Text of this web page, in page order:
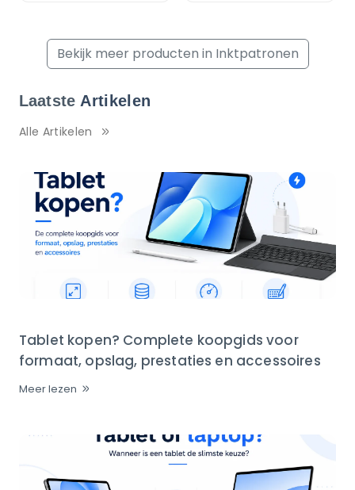
Bekijk meer producten in Inktpatronen
Laatste Artikelen
Alle Artikelen
Tablet kopen? Complete koopgids voor
formaat, opslag, prestaties en accessoires
Meer lezen